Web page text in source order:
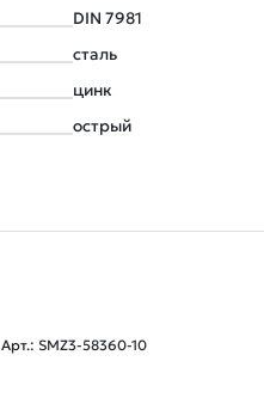
DIN 7981
сталь
цинк
острый
Арт.: SMZ3-58360-10